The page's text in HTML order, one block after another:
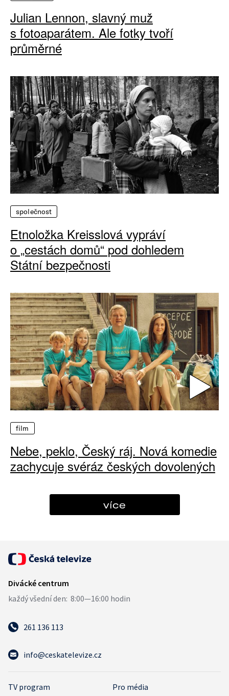
Julian Lennon, slavný muž
s fotoaparátem. Ale fotky tvoří
průměrné
společnost
Etnoložka Kreisslová vypráví
o „cestách domů“ pod dohledem
Státní bezpečnosti
film
Nebe, peklo, Český ráj. Nová komedie
zachycuje svéráz českých dovolených
více
261 136 113
info@ceskatelevize.cz
TV program Pro média